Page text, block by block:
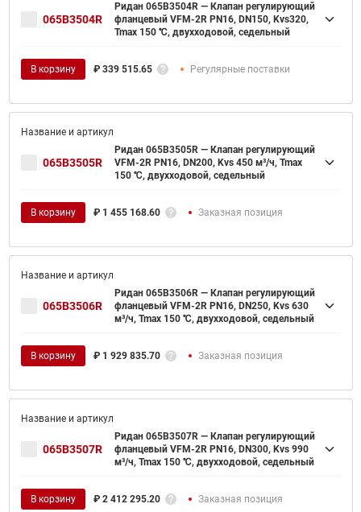
065B3504R
Ридан 065B3504R — Клапан регулирующий
фланцевый VFM-2R PN16, DN150, Kvs320,
Tmax 150 ℃, двухходовой, седельный
В корзину ₽ 339 515.65 Регулярные поставки
065B3505R
Ридан 065B3505R — Клапан регулирующий
VFM-2R PN16, DN200, Kvs 450 м³/ч, Tmax
150 ℃, двухходовой, седельный
В корзину ₽ 1 455 168.60 Заказная позиция
065B3506R
Ридан 065B3506R — Клапан регулирующий
фланцевый VFM-2R PN16, DN250, Kvs 630
м³/ч, Tmax 150 ℃, двухходовой, седельный
В корзину ₽ 1 929 835.70 Заказная позиция
065B3507R
Ридан 065B3507R — Клапан регулирующий
фланцевый VFM-2R PN16, DN300, Kvs 990
м³/ч, Tmax 150 ℃, двухходовой, седельный
В корзину ₽ 2 412 295.20 Заказная позиция